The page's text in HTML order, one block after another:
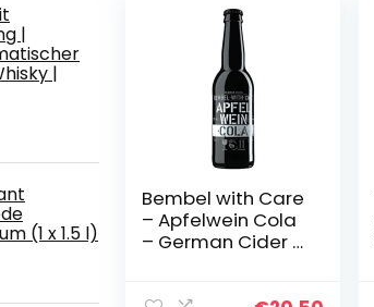
|
|
(1 x 1.5 l)
Bembel with Care
– Apfelwein Cola
– German Cider –